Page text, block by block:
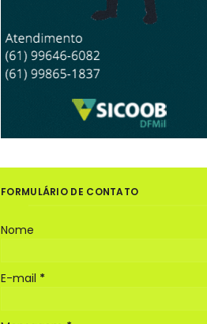
FORMULÁRIO DE CONTATO
Nome
E-mail *